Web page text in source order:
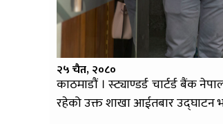
२५ चैत, २०८०
काठमाडौं । स्ट्याण्डर्ड चार्टर्ड बैंक
रहेको उक्त शाखा आईतबार उद्घाटन